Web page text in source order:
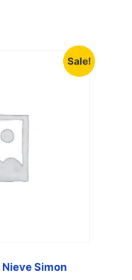
Sale!
Simon